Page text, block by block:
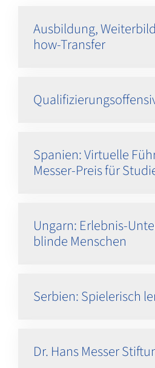
Ausbildung,
how-Transfer
Spanien: Virtuelle
Messer-Preis für
Ungarn: Erlebnis-
blinde Menschen
Serbien: Spielerisch
Dr. Hans Messer